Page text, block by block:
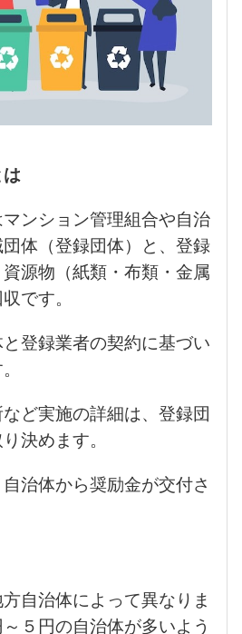
ンション管理組合や自治
体（登録団体）と、登録
源物（紙類・布類・金属
です。
登録業者の契約に基づい
ど実施の詳細は、登録団
決めます。
治体から奨励金が交付さ
自治体によって異なりま
５円の自治体が多いよう